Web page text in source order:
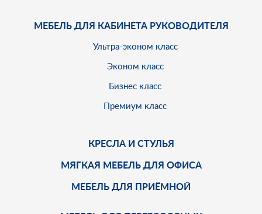
МЕБЕЛЬ ДЛЯ КАБИНЕТА РУКОВОДИТЕЛЯ
Ультра-эконом класс
Эконом класс
Бизнес класс
Премиум класс
КРЕСЛА И СТУЛЬЯ
МЯГКАЯ МЕБЕЛЬ ДЛЯ ОФИСА
МЕБЕЛЬ ДЛЯ ПРИЁМНОЙ